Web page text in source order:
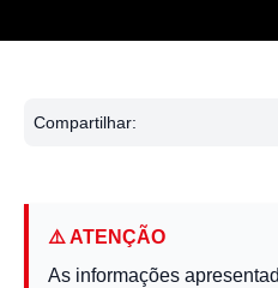
Compartilhar:
⚠️ ATENÇÃO
As informações